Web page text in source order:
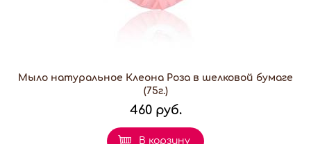
Мыло натуральное Клеона Роза в шелковой бумаге
(75г.)
460 руб.
В корзину